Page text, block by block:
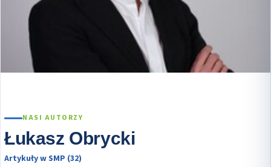
NASI AUTORZY
Łukasz Obrycki
Artykuły w SMP (32)